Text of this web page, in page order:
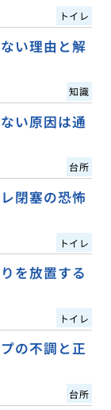
トイレ
い理由と解
知識
い原因は通
台所
閉塞の恐怖
トイレ
を放置する
トイレ
の不調と正
台所